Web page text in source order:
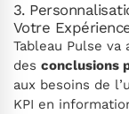
3.
Votre
Tableau Pulse
des conclusions
aux besoins de
KPI en